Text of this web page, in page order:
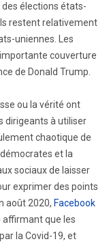
élections états-
restent relativement
uniennes. Les
couverture
de Donald Trump.
ou la vérité ont
dirigeants à utiliser
chaotique de
et la
sociaux de laisser
exprimer des points
août 2020, Facebook
affirmant que les
la Covid-19, et